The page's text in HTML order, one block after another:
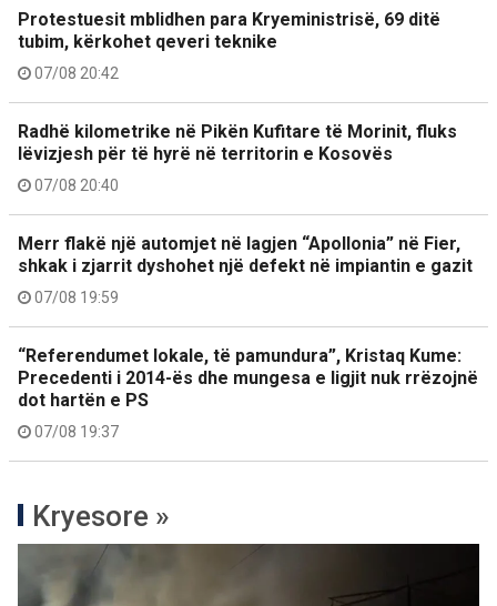
Protestuesit mblidhen para Kryeministrisë, 69 ditë
tubim, kërkohet qeveri teknike
07/08 20:42
Radhë kilometrike në Pikën Kufitare të Morinit, fluks
lëvizjesh për të hyrë në territorin e Kosovës
07/08 20:40
Merr flakë një automjet në lagjen “Apollonia” në Fier,
shkak i zjarrit dyshohet një defekt në impiantin e gazit
07/08 19:59
“Referendumet lokale, të pamundura”, Kristaq Kume:
Precedenti i 2014-ës dhe mungesa e ligjit nuk rrëzojnë
dot hartën e PS
07/08 19:37
Kryesore »